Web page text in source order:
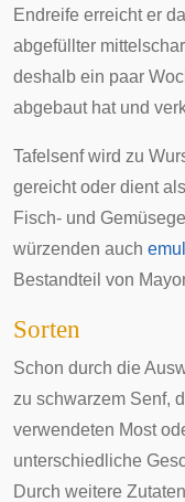
Endreife erreicht er
abgefüllter
deshalb ein paar
abgebaut hat und
Tafelsenf wird zu
gereicht oder dient
Fisch- und
würzenden auch
Bestandteil von
Sorten
Schon durch die
zu schwarzem Senf,
verwendeten Most
unterschiedliche
Durch weitere